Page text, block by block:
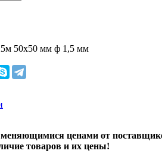
50х50 мм ф 1,5 мм
меняющимися ценами от
товаров и их цены!